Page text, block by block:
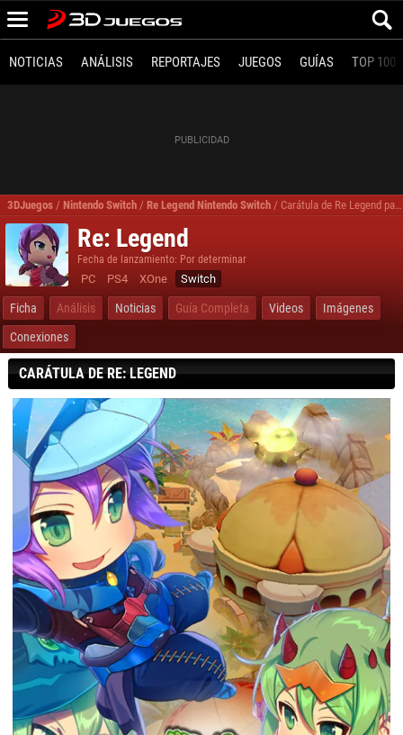
NOTICIAS ANÁLISIS REPORTAJES JUEGOS GUÍAS TOP 100
3DJuegos / Nintendo Switch / Re Legend Nintendo Switch / Carátula de Re Legend para Nintendo Switch
Re: Legend
Fecha de lanzamiento: Por determinar
PC PS4 XOne Switch
Ficha Análisis Noticias Guía Completa Videos
Imágenes
Conexiones
CARÁTULA DE RE: LEGEND